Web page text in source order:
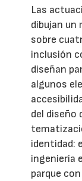
Las
dibujan un
sobre
inclusión
diseñan
algunos
del diseño
identidad:
ingeniería
parque